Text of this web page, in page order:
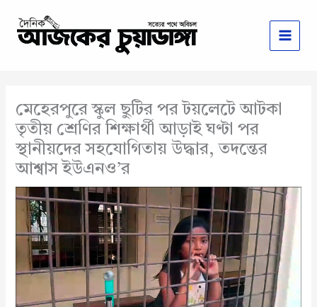
content
মেহেরপুরে স্কুল ছুটির পর টয়লেটে আটকা
তৃতীয় শ্রেণির শিক্ষার্থী আড়াই ঘণ্টা পর
স্থানীয়দের সহযোগিতায় উদ্ধার, তদন্তের
আশ্বাস ইউএনও’র